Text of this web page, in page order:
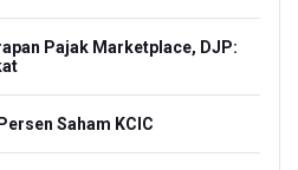
Pajak Marketplace, DJP:
Saham KCIC